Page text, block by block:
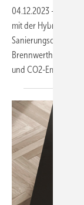
04.12.2023 -
mit der Hybridbox
Sanierungsobjekte
Brennwertheizung,
und CO2-